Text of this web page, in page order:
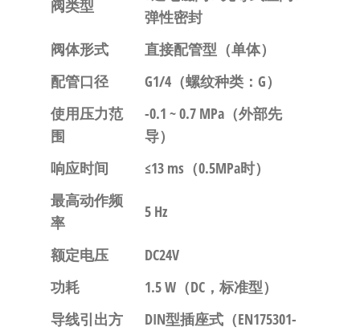
阀类型
弹性密封
阀体形式
直接配管型（单体）
配管口径
G1/4（螺纹种类：G）
使用压力范
围
-0.1 ~ 0.7 MPa（外部先
导）
响应时间
≤13 ms（0.5MPa时）
最高动作频
率
5 Hz
额定电压
DC24V
功耗
1.5 W（DC，标准型）
导线引出方
DIN型插座式（EN175301-